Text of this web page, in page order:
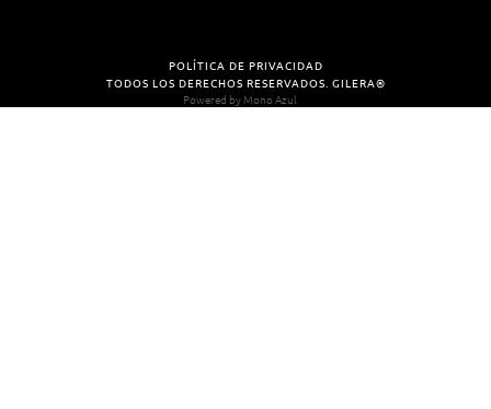
POLÍTICA DE PRIVACIDAD
TODOS LOS DERECHOS RESERVADOS. GILERA®
Powered by Mono Azul